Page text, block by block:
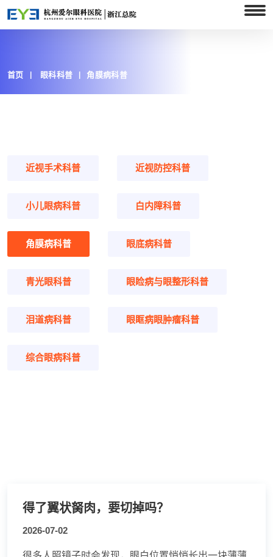
首页 眼科科普 角膜病科普
近视手术科普 近视防控科普
小儿眼病科普 白内障科普
角膜病科普 眼底病科普
青光眼科普 眼睑病与眼整形科普
泪道病科普 眼眶病眼肿瘤科普
综合眼病科普
得了翼状胬肉，要切掉吗？
2026-07-02